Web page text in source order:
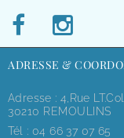
ADRESSE &
Adresse : 4,rue
30210 REMOULINS
Tél : 04 66 37 07 65